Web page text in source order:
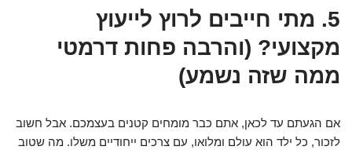
5. מתי חייבים לרוץ לייעוץ
מקצועי? (והרבה פחות דרמטי
ממה שזה נשמע)
אם הגעתם עד לכאן, אתם כבר מומחים קטנים בעצמכם. אבל חשוב
לזכור, כל ילד הוא עולם ומלואו, עם צרכים ייחודיים משלו. מה שטוב